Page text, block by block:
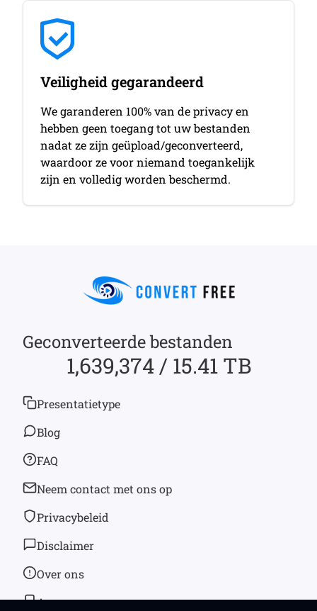
Veiligheid gegarandeerd
We garanderen 100% van de privacy en
hebben geen toegang tot uw bestanden
nadat ze zijn geüpload/geconverteerd,
waardoor ze voor niemand toegankelijk
zijn en volledig worden beschermd.
Geconverteerde bestanden
1,639,374 / 15.41 TB
Presentatietype
Blog
FAQ
Neem contact met ons op
Privacybeleid
Disclaimer
Over ons
App